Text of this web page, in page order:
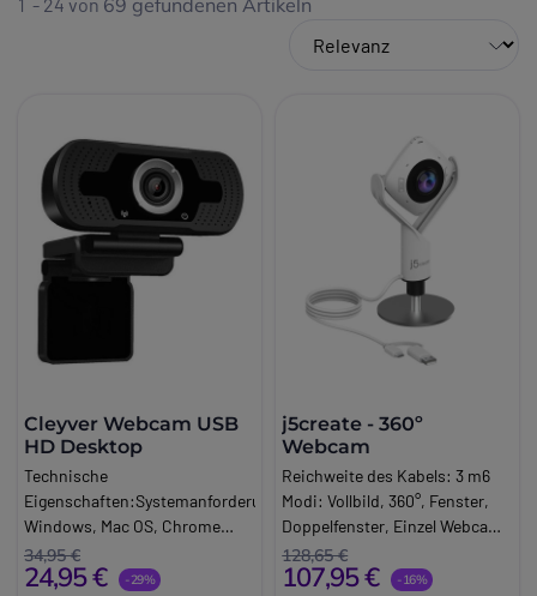
69 gefundenen Artikeln
Cleyver Webcam USB
HD Desktop
Technische
Eigenschaften:Systemanforderungen:
Windows, Mac OS, Chrome
OSInternetverbindung USB 1.1
Anschluss (2.0 empfohlen).
34,95 €
24,95 € -29%
j5create - 360º
Webcam
Reichweite des Kabels: 3 m6
Modi: Vollbild, 360°, Fenster,
Doppelfenster, Einzel Webcam
90° und Weitwinkel 120°.
Kompatibel mit Windows® 10
128,65 €
107,95 € -16%